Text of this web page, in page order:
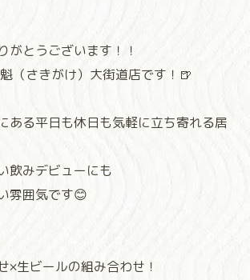
がとうございます！！
（さきがけ）大街道店です！🍺
ある平日も休日も気軽に立ち寄れる居
飲みデビューにも
雰囲気です😊
×生ビールの組み合わせ！